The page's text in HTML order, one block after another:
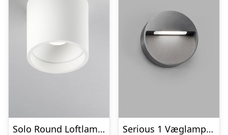
Solo Round Loftlampe Hvid 2700K – LIGHT-POINT
Serious 1 Væglampe Titanium – LIGHT-POINT